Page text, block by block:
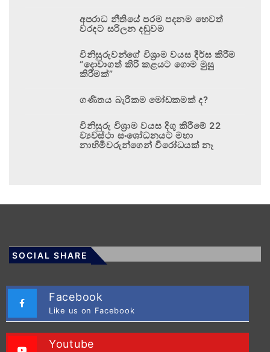
අපරාධ නීතියේ පරම පදනම හෙවත්
වරදට සරිලන දඬුවම
විනිසුරුවන්ගේ විශ්‍රාම වයස දීර්ඝ කිරීම
“දොවාගත් කිරි කළයට ගොම මුසු
කිරීමක්”
ගණිතය බැරිකම මෝඩකමක් ද?
විනිසුරු විශ්‍රාම වයස දිගු කිරීමේ 22
ව්‍යවස්ථා සංශෝධනයට මහා
නාහිමිවරුන්ගෙන් විරෝධයක් නෑ
SOCIAL SHARE
Facebook
Like us on Facebook
Youtube